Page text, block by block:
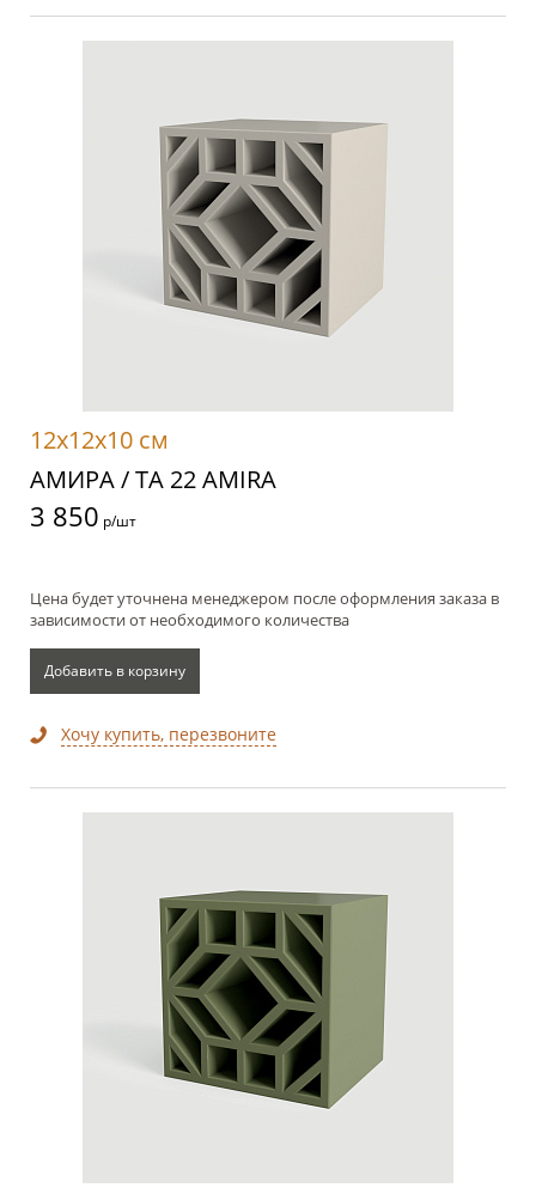
12x12x10 см
АМИРА / TA 22 AMIRA
3 850 р/шт
Цена будет уточнена менеджером после оформления заказа в
зависимости от необходимого количества
Добавить в корзину
Хочу купить, перезвоните